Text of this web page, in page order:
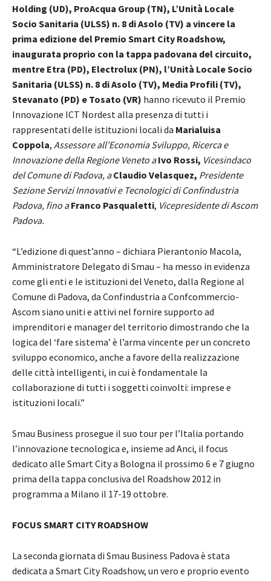
Holding (UD), ProAcqua Group (TN), L’Unità Locale
Socio Sanitaria (ULSS) n. 8 di Asolo (TV) a vincere la
prima edizione del Premio Smart City Roadshow,
inaugurata proprio con la tappa padovana del circuito,
mentre Etra (PD), Electrolux (PN), l’Unità Locale Socio
Sanitaria (ULSS) n. 8 di Asolo (TV), Media Profili (TV),
Stevanato (PD) e Tosato (VR) hanno ricevuto il Premio
Innovazione ICT Nordest alla presenza di tutti i
rappresentati delle istituzioni locali da Marialuisa
Coppola, Assessore all’Economia Sviluppo, Ricerca e
Innovazione della Regione Veneto aIvo Rossi, Vicesindaco
del Comune di Padova, aClaudio Velasquez, Presidente
Sezione Servizi Innovativi e Tecnologici di Confindustria
Padova, fino aFranco Pasqualetti, Vicepresidente di Ascom
Padova.
“L’edizione di quest’anno – dichiara Pierantonio Macola,
Amministratore Delegato di Smau – ha messo in evidenza
come gli enti e le istituzioni del Veneto, dalla Regione al
Comune di Padova, da Confindustria a Confcommercio-
Ascom siano uniti e attivi nel fornire supporto ad
imprenditori e manager del territorio dimostrando che la
logica del ‘fare sistema’ è l’arma vincente per un concreto
sviluppo economico, anche a favore della realizzazione
delle città intelligenti, in cui è fondamentale la
collaborazione di tutti i soggetti coinvolti: imprese e
istituzioni locali.”
Smau Business prosegue il suo tour per l’Italia portando
l’innovazione tecnologica e, insieme ad Anci, il focus
dedicato alle Smart City a Bologna il prossimo 6 e 7 giugno
prima della tappa conclusiva del Roadshow 2012 in
programma a Milano il 17-19 ottobre.
FOCUS SMART CITY ROADSHOW
La seconda giornata di Smau Business Padova è stata
dedicata a Smart City Roadshow, un vero e proprio evento